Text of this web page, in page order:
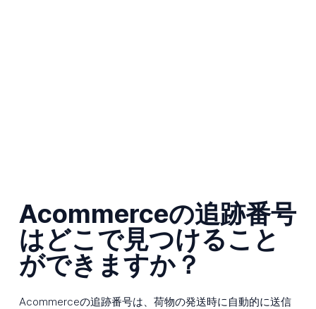
Acommerceの追跡番号
はどこで見つけること
ができますか？
Acommerceの追跡番号は、荷物の発送時に自動的に送信